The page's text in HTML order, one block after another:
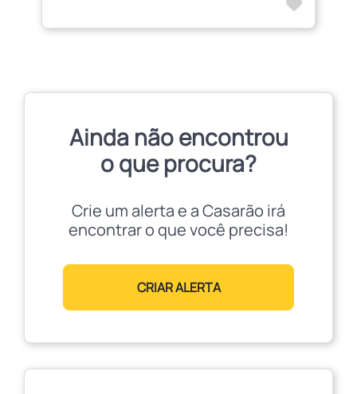
Ainda não encontrou
o que procura?
Crie um alerta e a Casarão irá
encontrar o que você precisa!
CRIAR ALERTA